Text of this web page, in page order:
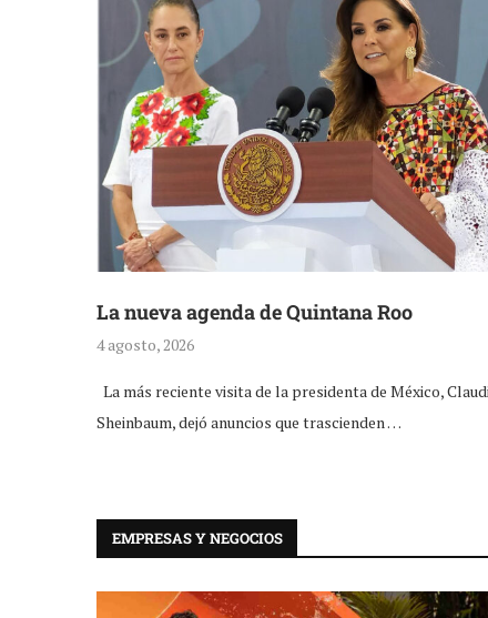
La nueva agenda de Quintana Roo
4 agosto, 2026
La más reciente visita de la presidenta de México,
Sheinbaum, dejó anuncios que trascienden …
EMPRESAS Y NEGOCIOS